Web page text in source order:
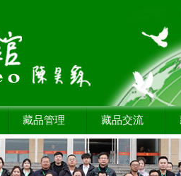
藏品管理 藏品交流